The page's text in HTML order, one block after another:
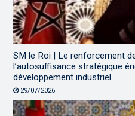
SM le Roi | Le renforcement
l’autosuffisance stratégique
développement industriel
29/07/2026